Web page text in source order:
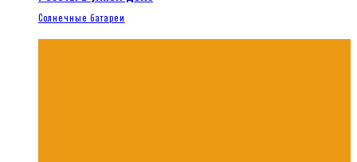
Солнечные батареи